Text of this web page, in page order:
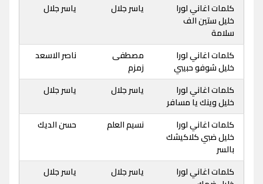
كلمات اغاني لورا
خليل ستين الف
سلامة
ياسر جلال ياسر جلال
كلمات اغاني لورا
خليل شوفو حبيبي
مصطفى
زمزم
ناصر الاسعد
كلمات اغاني لورا
خليل وينك يا مسافر
ياسر جلال ياسر جلال
كلمات اغاني لورا
خليل ضبي كلاكيشك
بالسر
نسيم العلم حسن الديك
كلمات اغاني لورا
ياسر جلال ياسر جلال